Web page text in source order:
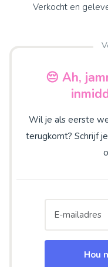
Verkocht en
😔 Ah,
Wil je als eerste
terugkomt? Schrijf
Hou